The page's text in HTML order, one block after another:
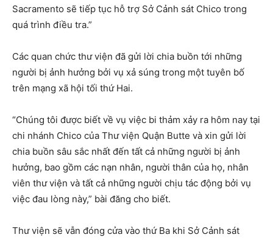
Sacramento sẽ tiếp tục hỗ trợ Sở Cảnh sát Chico trong
quá trình điều tra.”
Các quan chức thư viện đã gửi lời chia buồn tới những
người bị ảnh hưởng bởi vụ xả súng trong một tuyên bố
trên mạng xã hội tối thứ Hai.
“Chúng tôi được biết về vụ việc bi thảm xảy ra hôm nay tại
chi nhánh Chico của Thư viện Quận Butte và xin gửi lời
chia buồn sâu sắc nhất đến tất cả những người bị ảnh
hưởng, bao gồm các nạn nhân, người thân của họ, nhân
viên thư viện và tất cả những người chịu tác động bởi vụ
việc đau lòng này,” bài đăng cho biết.
Thư viện sẽ vẫn đóng cửa vào thứ Ba khi Sở Cảnh sát